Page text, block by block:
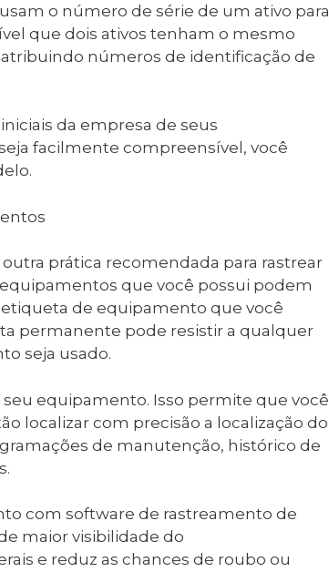
o número de série de um ativo para
que dois ativos tenham o mesmo
números de identificação de
da empresa de seus
facilmente compreensível, você
prática recomendada para rastrear
que você possui podem
de equipamento que você
permanente pode resistir a qualquer
seja usado.
equipamento. Isso permite que você
localizar com precisão a localização do
de manutenção, histórico de
com software de rastreamento de
maior visibilidade do
e reduz as chances de roubo ou